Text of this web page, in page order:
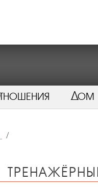
Дом
/